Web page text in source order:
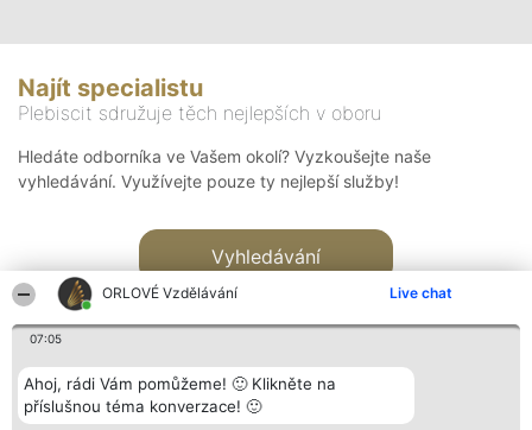
ORLOVÉ Vzdělávání Live chat
07:05
Ahoj, rádi Vám pomůžeme! 🙂 Klikněte na
příslušnou téma konverzace! 🙂
Najít specialistu
Plebiscit sdružuje těch nejlepších v oboru
Hledáte odborníka ve Vašem okolí? Vyzkoušejte naše
vyhledávání. Využívejte pouze ty nejlepší služby!
Vyhledávání